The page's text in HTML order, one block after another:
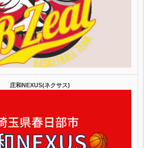
庄和NEXUS(ネクサス)